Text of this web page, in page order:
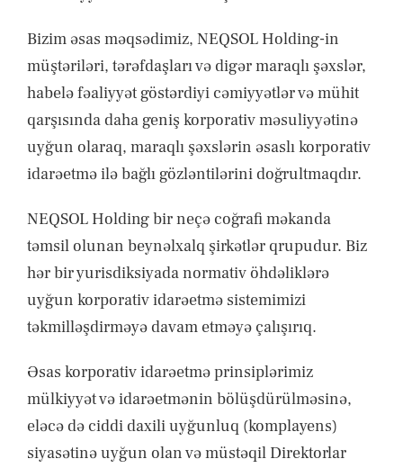
Bizim əsas məqsədimiz, NEQSOL Holding-in
müştəriləri, tərəfdaşları və digər maraqlı şəxslər,
habelə fəaliyyət göstərdiyi cəmiyyətlər və mühit
qarşısında daha geniş korporativ məsuliyyətinə
uyğun olaraq, maraqlı şəxslərin əsaslı korporativ
idarəetmə ilə bağlı gözləntilərini doğrultmaqdır.
NEQSOL Holding bir neçə coğrafi məkanda
təmsil olunan beynəlxalq şirkətlər qrupudur. Biz
hər bir yurisdiksiyada normativ öhdəliklərə
uyğun korporativ idarəetmə sistemimizi
təkmilləşdirməyə davam etməyə çalışırıq.
Əsas korporativ idarəetmə prinsiplərimiz
mülkiyyət və idarəetmənin bölüşdürülməsinə,
eləcə də ciddi daxili uyğunluq (komplayens)
siyasətinə uyğun olan və müstəqil Direktorlar